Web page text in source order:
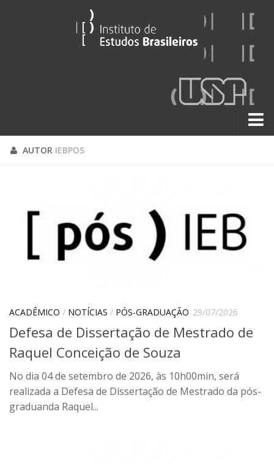
Sobre
Institucional
Paralelos 22
Pesquisador Colaborador
Iniciação Científica
Pré-Iniciação Científica
GIP
Pró-Reitoria de Pesquisa e Inovação
LABIEB
AUTOR IEBPOS
ACADÊMICO / NOTÍCIAS / PÓS-GRADUAÇÃO 29/07/2026
Defesa de Dissertação de Mestrado de
Raquel Conceição de Souza
No dia 04 de setembro de 2026, às 10h00min, será
realizada a Defesa de Dissertação de Mestrado da pós-
graduanda Raquel...